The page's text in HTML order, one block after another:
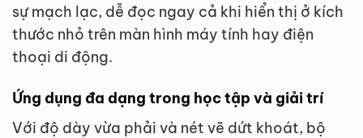
sự mạch lạc, dễ đọc ngay cả khi hiển thị ở kích
thước nhỏ trên màn hình máy tính hay điện
thoại di động.
Ứng dụng đa dạng trong học tập và giải trí
Với độ dày vừa phải và nét vẽ dứt khoát, bộ